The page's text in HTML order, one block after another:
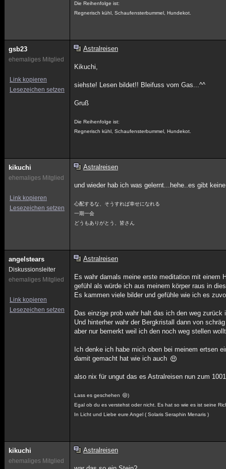
Die Reihenfolge ist:
Regnerisch kühl, Schaufensterbummel, Hundekot.
gsb23
ehemaliges Mitglied
Link kopieren
Lesezeichen setzen
Astralreisen
Kikuchi,
siehste! Lesen bildet!! Bleifuss vom Gas...^^
Gruß
Die Reihenfolge ist:
Regnerisch kühl, Schaufensterbummel, Hundekot.
kikuchi
ehemaliges Mitglied
Link kopieren
Lesezeichen setzen
Astralreisen
und wieder hab ich was gelernt...hehe..es gibt
心配するな、そうすれば幸せになれる
一期一会
どうもありがとう、皆さん
angelstears
Diskussionsleiter
ehemaliges Mitglied
Link kopieren
Lesezeichen setzen
Astralreisen
Es wahr damals meine erste meditation mit einem
gefühl als würde ich aus meinem körper raus in
Es kammen viele bilder und gefühle wie ich es
Das einzige prob wahr halt das ich den weg
Und hinterher wahr der Bergkristall dann von
aber nur bemerkt weil ich den noch weg stellen
Ich denke ich habe mich oben bei meinem ertsen
damit gemacht hat wie ich auch
also nix für ungut das es Astralreisen nun zum
Lass es geschehen
)
Egal ob du es verstehst oder nicht. Es hat so wie es ist seine
In Licht und Liebe eure Angel ( Solaris Seraphin Menaris )
kikuchi
ehemaliges Mitglied
Astralreisen